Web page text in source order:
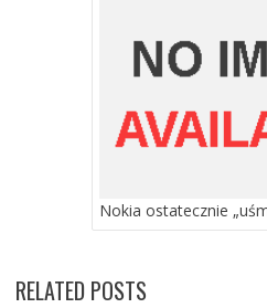
Nokia ostatecznie
RELATED POSTS